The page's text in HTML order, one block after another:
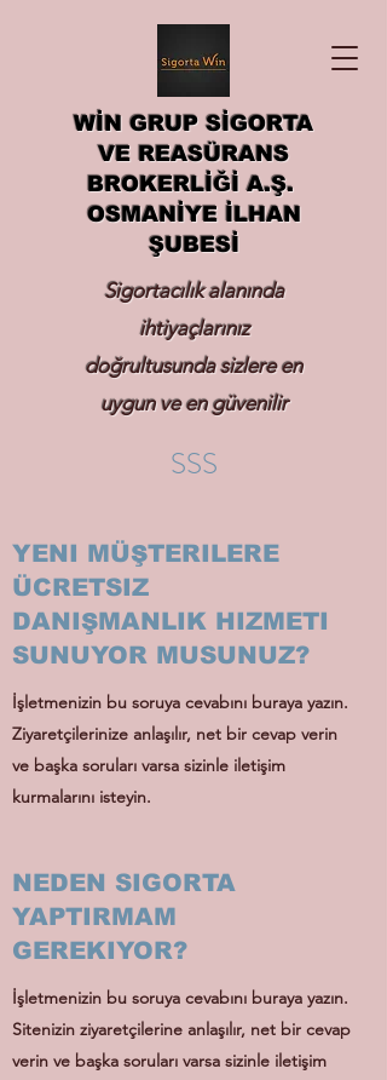
WİN GRUP SİGORTA
VE REASÜRANS
BROKERLİĞİ A.Ş.
OSMANİYE İLHAN
ŞUBESİ
Sigortacılık alanında
ihtiyaçlarınız
doğrultusunda sizlere en
uygun ve en güvenilir
sunmak.
SSS
YENI MÜŞTERILERE
ÜCRETSIZ
DANIŞMANLIK HIZMETI
SUNUYOR MUSUNUZ?
İşletmenizin bu soruya cevabını buraya yazın.
Ziyaretçilerinize anlaşılır, net bir cevap verin
ve başka soruları varsa sizinle iletişim
kurmalarını isteyin.
NEDEN SIGORTA
YAPTIRMAM
GEREKIYOR?
İşletmenizin bu soruya cevabını buraya yazın.
Sitenizin ziyaretçilerine anlaşılır, net bir cevap
verin ve başka soruları varsa sizinle iletişim